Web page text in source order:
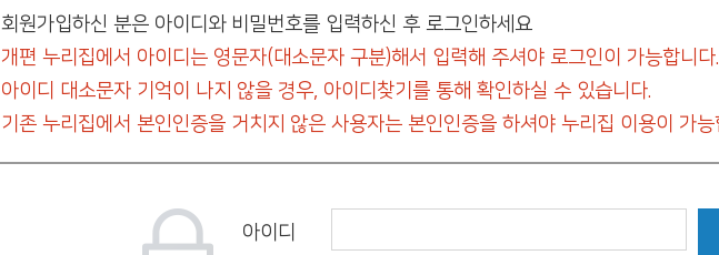
회원가입하신 분은 아이디와 비밀번호를 입력하신 후 로그인하세요
개편 누리집에서 아이디는 영문자(대소문자 구분)해서 입력해 주셔야 로그인이 가능합니다.
아이디 대소문자 기억이 나지 않을 경우, 아이디찾기를 통해 확인하실 수 있습니다.
기존 누리집에서 본인인증을 거치지 않은 사용자는 본인인증을 하셔야 누리집 이용이 가능
아이디